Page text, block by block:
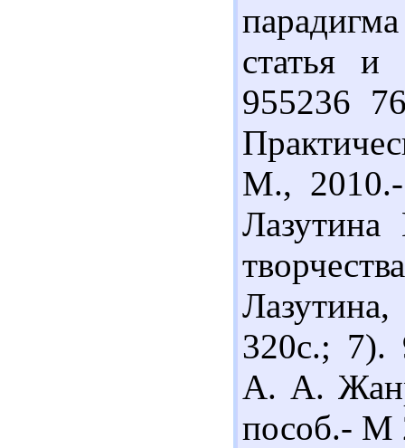
статья и
955236
М.,
320с.; 7).
А. А.
пособ.- М